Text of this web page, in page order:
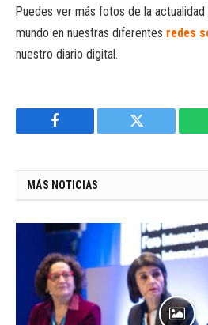
Puedes ver más fotos de la
mundo en nuestras diferentes redes
nuestro diario digital.
Facebook Twitter
MÁS NOTICIAS